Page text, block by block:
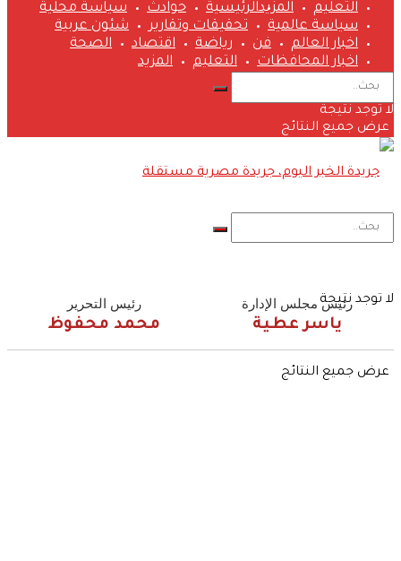
التعليم
المزيدالرئيسية حوادث
سياسة محلية
سياسة عالمية
تحقيقات وتقارير
شئون عربية
اخبار العالم
فن رياضة اقتصاد
الصحة
اخبار المحافظات
التعليم المزيد
لا توجد نتيجة
عرض جميع النتائج
لا توجد نتيجة
عرض جميع النتائج
رئيس مجلس الإدارة
ياسر عطية
رئيس التحرير
محمد محفوظ